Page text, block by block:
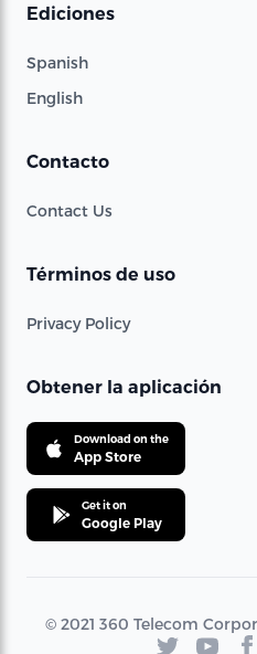
Ediciones
Spanish
English
Contacto
Contact Us
Términos de uso
Privacy Policy
Obtener la aplicación
Download on the
App Store
Get it on
Google Play
© 2021 360 Telecom